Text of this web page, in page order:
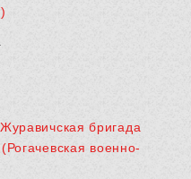
бригада
военно-